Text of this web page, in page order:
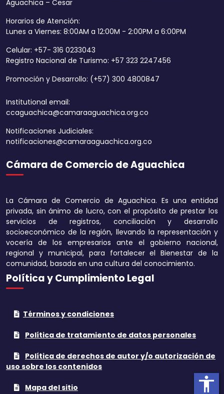
Aguachica – Cesar
Horarios de Atención:
Lunes a Viernes: 8:00AM a 12:00M - 2:00PM a 6:00PM
Celular: +57- 316 0233043
Registro Nacional de Turismo: +57 323 2247456
Promoción y Desarrollo: (+57) 300 4800847
Institutional email:
ccaguachica@camaraaguachica.org.co
Notificaciones Judiciales:
notificaciones@camaraaguachica.org.co
Cámara de Comercio de Aguachica
La Cámara de Comercio de Aguachica. Es una entidad
privada, sin ánimo de lucro, con el propósito de prestar los
servicios de registros, conciliación y desarrollo
socioeconómico de la región, llevando la representación y
vocería de los empresarios ante el gobierno nacional,
regional y municipal, para fortalecer el Bienestar de la
comunidad, basada en una cultura del conocimiento.
Política y Cumplimiento Legal
Términos y condiciones
Política de tratamiento de datos personales
Política de derechos de autor y/o autorización de
uso sobre los contenidos
Mapa del sitio accessibility
Aumentar
Aumentar el
texto
Disminuir el
texto
Aumentar la
Tonos grises
Subrayar enlaces
Cursor grande